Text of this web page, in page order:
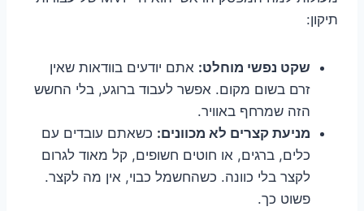
תיקון:
שקט נפשי מוחלט: אתם יודעים בוודאות שאין
זרם בשום מקום. אפשר לעבוד ברוגע, בלי החשש
הזה שמרחף באוויר.
מניעת קצרים לא מכוונים: כשאתם עובדים עם
כלים, ברגים, או חוטים חשופים, קל מאוד לגרום
לקצר בלי כוונה. כשהחשמל כבוי, אין מה לקצר.
פשוט כך.